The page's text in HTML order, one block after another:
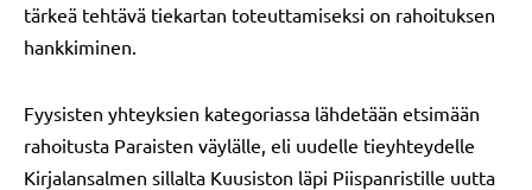
tärkeä tehtävä tiekartan toteuttamiseksi on rahoituksen
hankkiminen.
Fyysisten yhteyksien kategoriassa lähdetään etsimään
rahoitusta Paraisten väylälle, eli uudelle tieyhteydelle
Kirjalansalmen sillalta Kuusiston läpi Piispanristille uutta